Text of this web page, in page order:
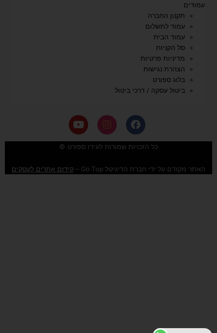
עמודים
תקנון החברה
עמוד לתשלום
עמוד הבית
סל הקניות
מדיניות פרטיות
הצהרת נגישות
בלוג ספורט
ביטול עסקה / דרכי ביטול
F
a
c
e
o
o
I
n
s
t
g
r
Y
o
u
t
b
e
כל הזכויות שמורות לעידו ספורט ©
האתר מקודם על ידי חברת הדיגיטל Go Top – קידום אתרים לעסקים